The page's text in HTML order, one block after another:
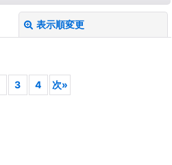
表示順変更
3 4 次»